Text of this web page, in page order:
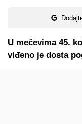
U mečevima 45.
viđeno je dosta